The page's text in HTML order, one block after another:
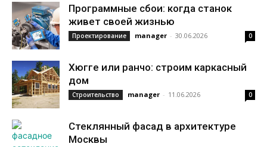
Программные сбои: когда станок
живет своей жизнью
Проектирование manager - 30.06.2026 0
Хюгге или ранчо: строим каркасный
дом
Строительство manager - 11.06.2026 0
Стеклянный фасад в архитектуре
Москвы